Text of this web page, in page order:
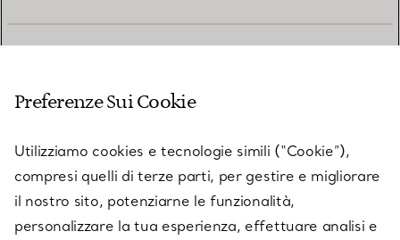
SU TIFFANY & CO.
Preferenze Sui Cookie
Utilizziamo cookies e tecnologie simili (“Cookie”),
compresi quelli di terze parti, per gestire e migliorare
il nostro sito, potenziarne le funzionalità,
personalizzare la tua esperienza, effettuare analisi e